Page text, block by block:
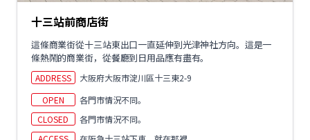
十三站前商店街
這條商業街從十三站東出口一直延伸到光津神社方向。這是一
條熱鬧的商業街，從餐廳到日用品應有盡有。
ADDRESS
大阪府大阪市淀川區十三東2-9
OPEN
各門市情況不同。
CLOSED
各門市情況不同。